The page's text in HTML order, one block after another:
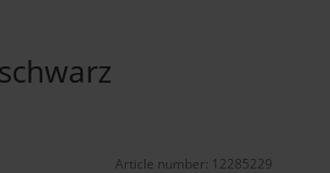
Article number: 12285229